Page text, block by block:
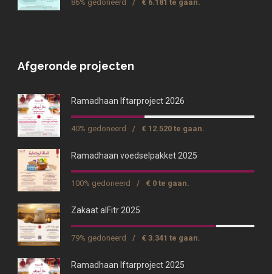
86% gedoneerd / € 6.181 te gaan.
Afgeronde projecten
Ramadhaan Iftarproject 2026
40% gedoneerd / € 12.520 te gaan.
Ramadhaan voedselpakket 2025
100% gedoneerd / € 0 te gaan.
Zakaat alFitr 2025
79% gedoneerd / € 3.341 te gaan.
Ramadhaan Iftarproject 2025